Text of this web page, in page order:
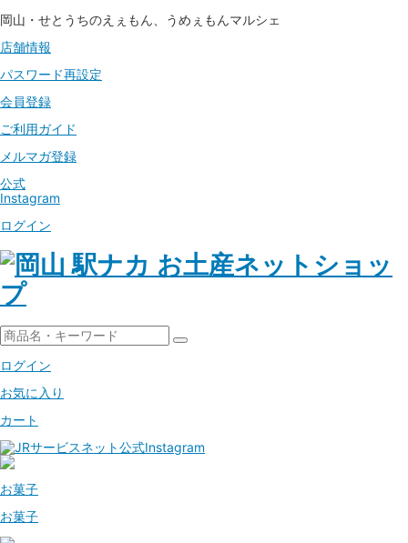
岡山・せとうちのえぇもん、うめぇもんマルシェ
店舗情報
パスワード再設定
会員登録
ご利用ガイド
メルマガ登録
公式
Instagram
ログイン
ログイン
お気に入り
カート
お菓子
お菓子